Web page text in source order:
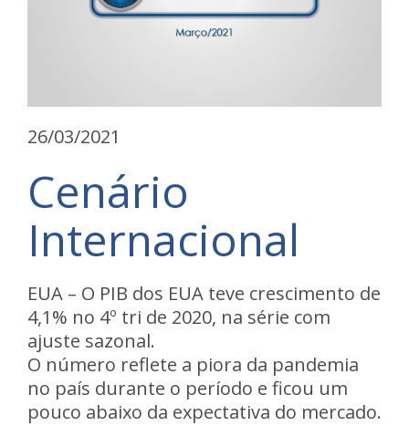
26/03/2021
Cenário
Internacional
EUA – O PIB dos EUA teve crescimento de
4,1% no 4º tri de 2020, na série com
ajuste sazonal.
O número reflete a piora da pandemia
no país durante o período e ficou um
pouco abaixo da expectativa do mercado.